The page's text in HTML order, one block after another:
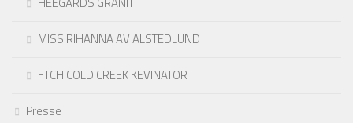
MISS RIHANNA AV ALSTEDLUND
FTCH COLD CREEK KEVINATOR
Presse